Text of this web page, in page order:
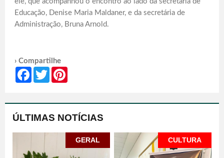
Educação, Denise Maria Maldaner, e da secretária de
Administração, Bruna Arnold.
› Compartilhe
Facebook
Twitter
ÚLTIMAS NOTÍCIAS
GERAL CULTURA